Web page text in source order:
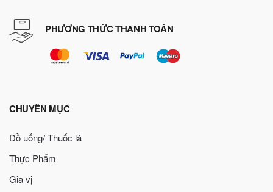
PHƯƠNG THỨC THANH TOÁN
CHUYÊN MỤC
Đồ uống/ Thuốc lá
Thực Phẩm
Gia vị